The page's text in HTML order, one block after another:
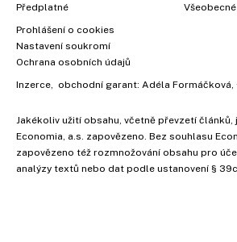
Předplatné
Prohlášení o cookies
Nastavení soukromí
Ochrana osobních údajů
Inzerce , obchodní garant: Adéla Formáčková
Jakékoliv užití obsahu, včetně převzetí článků,
Economia, a.s. zapovězeno. Bez souhlasu
zapovězeno též rozmnožování obsahu pro
analýzy textů nebo dat podle ustanovení §